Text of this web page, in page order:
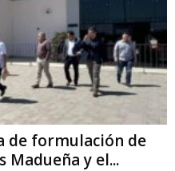
de formulación de
Madueña y el...